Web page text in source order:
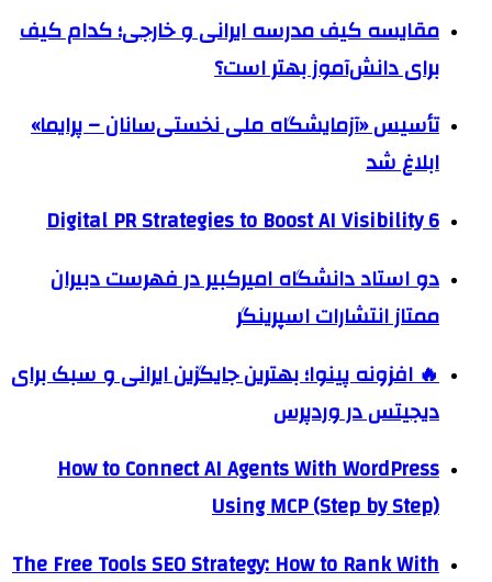
مقایسه کیف مدرسه ایرانی و خارجی؛ کدام کیف
برای دانش‌آموز بهتر است؟
تأسیس «آزمایشگاه ملی نخستی‌سانان – پرایما»
ابلاغ شد
6 Digital PR Strategies to Boost AI Visibility
دو استاد دانشگاه امیرکبیر در فهرست دبیران
ممتاز انتشارات اسپرینگر
🔥 افزونه پینوا؛ بهترین جایگزین ایرانی و سبک برای
دیجیتس در وردپرس
How to Connect AI Agents With WordPress
Using MCP (Step by Step)
The Free Tools SEO Strategy: How to Rank With